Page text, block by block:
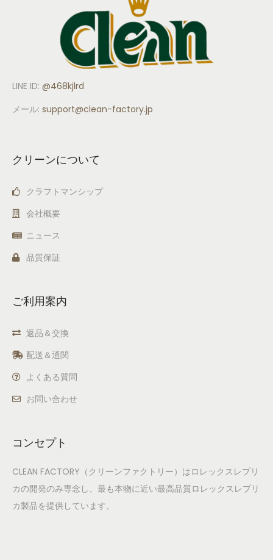
LINE ID: @468kjlrd
メール: support@clean-factory.jp
クリーンについて
クラフトマンシップ
会社概要
ニュース
品質保証
ご利用案内
返品＆交換
配送＆通関
よくある質問
お問い合わせ
コンセプト
CLEAN FACTORY（クリーンファクトリー）はロレックスレプリ
カの開発のみ専念し、最も本物に近い最高品質ロレックスレプリ
カ製品を提供しています。